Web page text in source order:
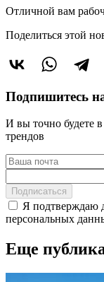
Отличной вам
Поделиться этой
Подпишитесь
И вы точно будете
трендов
Подписаться
Я подтверждаю
персональных
Еще